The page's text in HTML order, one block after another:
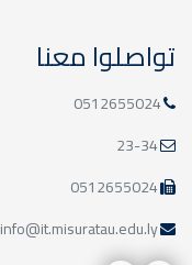
تواصلوا معنا
0512655024
23-34
0512655024
info@it.misuratau.edu.ly